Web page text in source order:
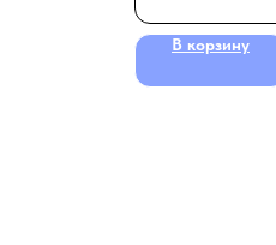
В корзину